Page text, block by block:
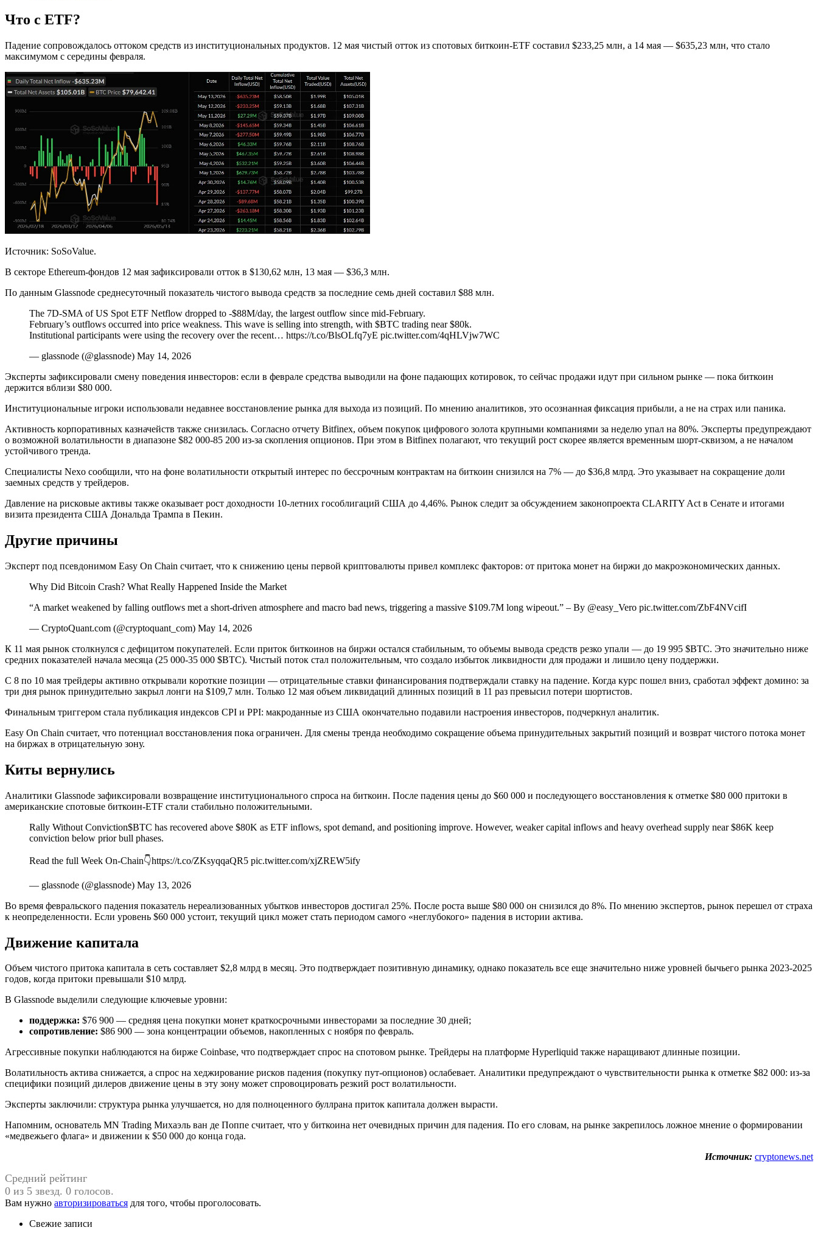
Что с ETF?
Падение сопровождалось оттоком средств из институциональных продуктов. 12 мая чистый отток из спотовых биткоин-ETF составил $233,25 млн, а 14 мая — $635,23 млн, что стало
максимумом с середины февраля.
Источник: SoSoValue.
В секторе Ethereum-фондов 12 мая зафиксировали отток в $130,62 млн, 13 мая — $36,3 млн.
По данным Glassnode среднесуточный показатель чистого вывода средств за последние семь дней составил $88 млн.
The 7D-SMA of US Spot ETF Netflow dropped to -$88M/day, the largest outflow since mid-February.
February’s outflows occurred into price weakness. This wave is selling into strength, with $BTC trading near $80k.
Institutional participants were using the recovery over the recent… https://t.co/BlsOLfq7yE pic.twitter.com/4qHLVjw7WC
— glassnode (@glassnode) May 14, 2026
Эксперты зафиксировали смену поведения инвесторов: если в феврале средства выводили на фоне падающих котировок, то сейчас продажи идут при сильном рынке — пока биткоин
держится вблизи $80 000.
Институциональные игроки использовали недавнее восстановление рынка для выхода из позиций. По мнению аналитиков, это осознанная фиксация прибыли, а не на страх или паника.
Активность корпоративных казначейств также снизилась. Согласно отчету Bitfinex, объем покупок цифрового золота крупными компаниями за неделю упал на 80%. Эксперты предупреждают
о возможной волатильности в диапазоне $82 000-85 200 из-за скопления опционов. При этом в Bitfinex полагают, что текущий рост скорее является временным шорт-сквизом, а не началом
устойчивого тренда.
Специалисты Nexo сообщили, что на фоне волатильности открытый интерес по бессрочным контрактам на биткоин снизился на 7% — до $36,8 млрд. Это указывает на сокращение доли
заемных средств у трейдеров.
Давление на рисковые активы также оказывает рост доходности 10-летних гособлигаций США до 4,46%. Рынок следит за обсуждением законопроекта CLARITY Act в Сенате и итогами
визита президента США Дональда Трампа в Пекин.
Другие причины
Эксперт под псевдонимом Easy On Chain считает, что к снижению цены первой криптовалюты привел комплекс факторов: от притока монет на биржи до макроэкономических данных.
Why Did Bitcoin Crash? What Really Happened Inside the Market
“A market weakened by falling outflows met a short-driven atmosphere and macro bad news, triggering a massive $109.7M long wipeout.” – By @easy_Vero pic.twitter.com/ZbF4NVcifI
— CryptoQuant.com (@cryptoquant_com) May 14, 2026
К 11 мая рынок столкнулся с дефицитом покупателей. Если приток биткоинов на биржи остался стабильным, то объемы вывода средств резко упали — до 19 995 $BTC. Это значительно ниже
средних показателей начала месяца (25 000-35 000 $BTC). Чистый поток стал положительным, что создало избыток ликвидности для продажи и лишило цену поддержки.
С 8 по 10 мая трейдеры активно открывали короткие позиции — отрицательные ставки финансирования подтверждали ставку на падение. Когда курс пошел вниз, сработал эффект домино: за
три дня рынок принудительно закрыл лонги на $109,7 млн. Только 12 мая объем ликвидаций длинных позиций в 11 раз превысил потери шортистов.
Финальным триггером стала публикация индексов CPI и PPI: макроданные из США окончательно подавили настроения инвесторов, подчеркнул аналитик.
Easy On Chain считает, что потенциал восстановления пока ограничен. Для смены тренда необходимо сокращение объема принудительных закрытий позиций и возврат чистого потока монет
на биржах в отрицательную зону.
Киты вернулись
Аналитики Glassnode зафиксировали возвращение институционального спроса на биткоин. После падения цены до $60 000 и последующего восстановления к отметке $80 000 притоки в
американские спотовые биткоин-ETF стали стабильно положительными.
Rally Without Conviction$BTC has recovered above $80K as ETF inflows, spot demand, and positioning improve. However, weaker capital inflows and heavy overhead supply near $86K keep
conviction below prior bull phases.
Read the full Week On-Chain👇https://t.co/ZKsyqqaQR5 pic.twitter.com/xjZREW5ify
— glassnode (@glassnode) May 13, 2026
Во время февральского падения показатель нереализованных убытков инвесторов достигал 25%. После роста выше $80 000 он снизился до 8%. По мнению экспертов, рынок перешел от страха
к неопределенности. Если уровень $60 000 устоит, текущий цикл может стать периодом самого «неглубокого» падения в истории актива.
Движение капитала
Объем чистого притока капитала в сеть составляет $2,8 млрд в месяц. Это подтверждает позитивную динамику, однако показатель все еще значительно ниже уровней бычьего рынка 2023-2025
годов, когда притоки превышали $10 млрд.
В Glassnode выделили следующие ключевые уровни:
поддержка: $76 900 — средняя цена покупки монет краткосрочными инвесторами за последние 30 дней;
сопротивление: $86 900 — зона концентрации объемов, накопленных с ноября по февраль.
Агрессивные покупки наблюдаются на бирже Coinbase, что подтверждает спрос на спотовом рынке. Трейдеры на платформе Hyperliquid также наращивают длинные позиции.
Волатильность актива снижается, а спрос на хеджирование рисков падения (покупку пут-опционов) ослабевает. Аналитики предупреждают о чувствительности рынка к отметке $82 000: из-за
специфики позиций дилеров движение цены в эту зону может спровоцировать резкий рост волатильности.
Эксперты заключили: структура рынка улучшается, но для полноценного буллрана приток капитала должен вырасти.
Напомним, основатель MN Trading Михаэль ван де Поппе считает, что у биткоина нет очевидных причин для падения. По его словам, на рынке закрепилось ложное мнение о формировании
«медвежьего флага» и движении к $50 000 до конца года.
Источник: cryptonews.net
Средний рейтинг
0 из 5 звезд. 0 голосов.
Вам нужно авторизироваться для того, чтобы проголосовать.
Свежие записи